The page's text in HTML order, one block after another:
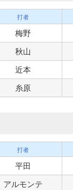
打者
梅野
秋山
近本
糸原
打者
平田
アルモンテ